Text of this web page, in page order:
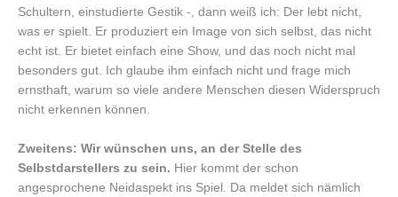
Schultern, einstudierte Gestik -, dann weiß ich: Der lebt nicht,
was er spielt. Er produziert ein Image von sich selbst, das nicht
echt ist. Er bietet einfach eine Show, und das noch nicht mal
besonders gut. Ich glaube ihm einfach nicht und frage mich
ernsthaft, warum so viele andere Menschen diesen Widerspruch
nicht erkennen können.
Zweitens: Wir wünschen uns, an der Stelle des
Selbstdarstellers zu sein. Hier kommt der schon
angesprochene Neidaspekt ins Spiel. Da meldet sich nämlich